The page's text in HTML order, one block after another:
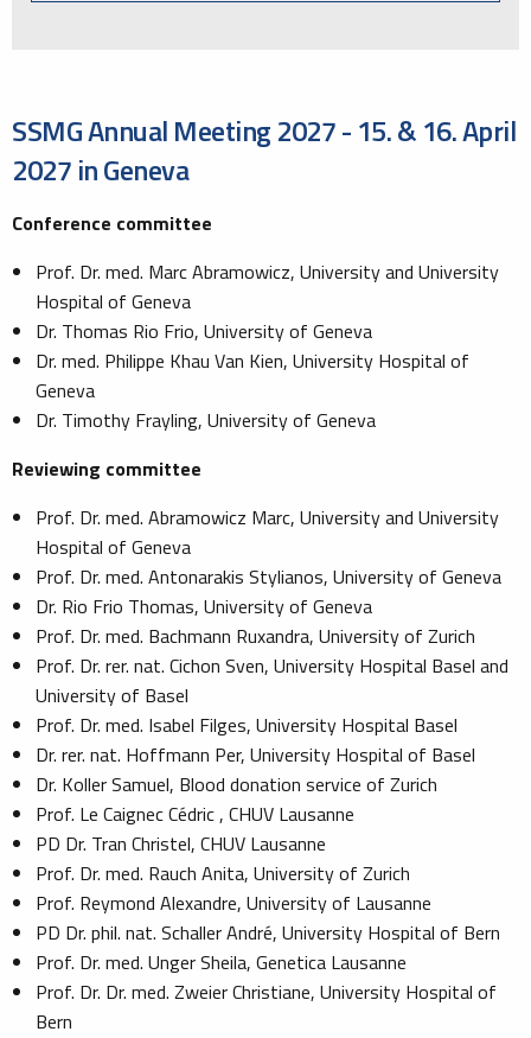
SSMG Annual Meeting 2027 - 15. & 16. April
2027 in Geneva
Conference committee
Prof. Dr. med. Marc Abramowicz, University and University
Hospital of Geneva
Dr. Thomas Rio Frio, University of Geneva
Dr. med. Philippe Khau Van Kien, University Hospital of
Geneva
Dr. Timothy Frayling, University of Geneva
Reviewing committee
Prof. Dr. med. Abramowicz Marc, University and University
Hospital of Geneva
Prof. Dr. med. Antonarakis Stylianos, University of Geneva
Dr. Rio Frio Thomas, University of Geneva
Prof. Dr. med. Bachmann Ruxandra, University of Zurich
Prof. Dr. rer. nat. Cichon Sven, University Hospital Basel and
University of Basel
Prof. Dr. med. Isabel Filges, University Hospital Basel
Dr. rer. nat. Hoffmann Per, University Hospital of Basel
Dr. Koller Samuel, Blood donation service of Zurich
Prof. Le Caignec Cédric , CHUV Lausanne
PD Dr. Tran Christel, CHUV Lausanne
Prof. Dr. med. Rauch Anita, University of Zurich
Prof. Reymond Alexandre, University of Lausanne
PD Dr. phil. nat. Schaller André, University Hospital of Bern
Prof. Dr. med. Unger Sheila, Genetica Lausanne
Prof. Dr. Dr. med. Zweier Christiane, University Hospital of
Bern